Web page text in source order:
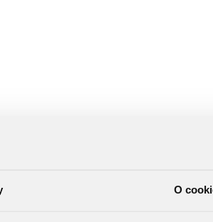
O
spotrebiče atď.) nie je súčasťou
miestností bytu. Nezahŕňa balkón,